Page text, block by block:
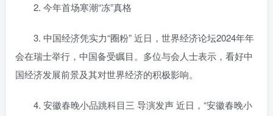
2. 今年首场寒潮“冻”真格
3. 中国经济凭实力“圈粉” 近日，世界经济论坛2024年年
会在瑞士举行，中国备受瞩目。多位与会人士表示，看好中
国经济发展前景及其对世界经济的积极影响。
4. 安徽春晚小品跳科目三 导演发声 近日，“安徽春晚小